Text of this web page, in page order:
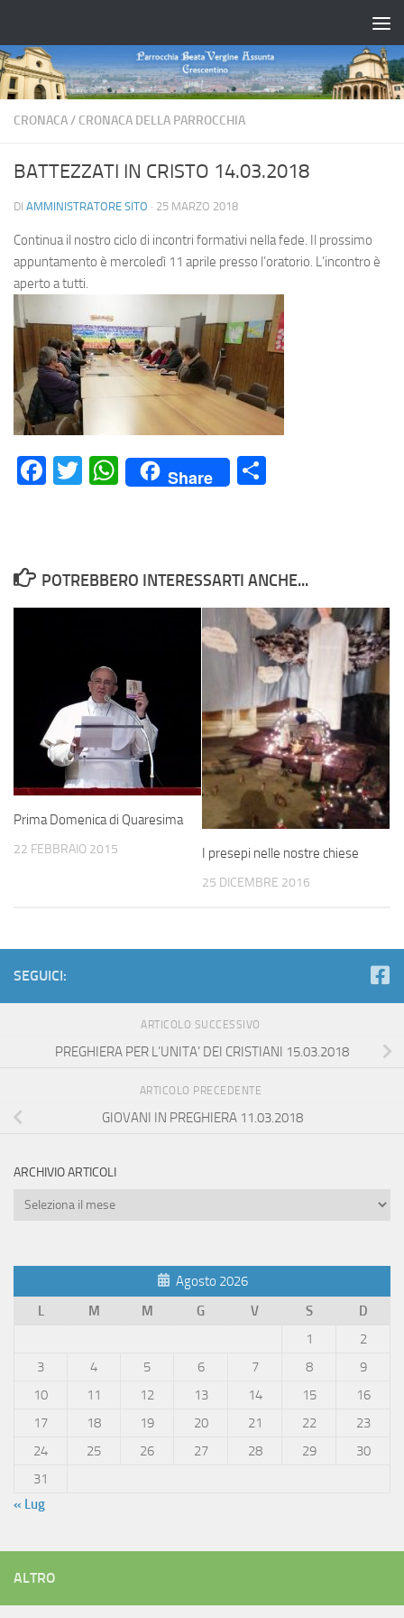
CRONACA/ CRONACA DELLA PARROCCHIA
BATTEZZATI IN CRISTO 14.03.2018
DI AMMINISTRATORE SITO · 25 MARZO 2018
Continua il nostro ciclo di incontri formativi nella fede. Il prossimo
appuntamento è mercoledì 11 aprile presso l’oratorio. L’incontro è
aperto a tutti.
Facebook
Twitter
WhatsApp
Share
POTREBBERO INTERESSARTI ANCHE...
Prima Domenica di Quaresima
22 FEBBRAIO 2015 I presepi nelle nostre chiese
25 DICEMBRE 2016
SEGUICI:
ARTICOLO SUCCESSIVO
PREGHIERA PER L’UNITA’ DEI CRISTIANI 15.03.2018
ARTICOLO PRECEDENTE
GIOVANI IN PREGHIERA 11.03.2018
ARCHIVIO ARTICOLI
Archivio
Agosto 2026
L
M M G V S
D
1
2
3
4 5 6 7 8
9
10
11 12 13 14 15
16
17
18 19 20 21 22
23
24
25 26 27 28 29
30
31
« Lug
ALTRO